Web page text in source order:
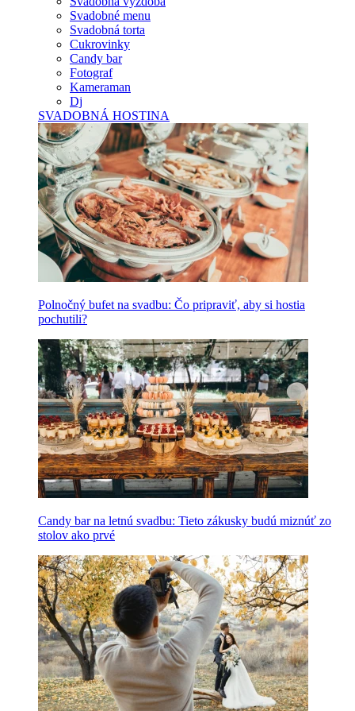
Svadobné menu
Svadobná torta
Cukrovinky
Candy bar
Fotograf
Kameraman
Dj
SVADOBNÁ HOSTINA
Polnočný bufet na svadbu: Čo pripraviť, aby si hostia
pochutili?
Candy bar na letnú svadbu: Tieto zákusky budú miznúť zo
stolov ako prvé